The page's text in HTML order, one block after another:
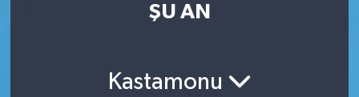
ŞU AN
Kastamonu
Son Dakika Haberleri